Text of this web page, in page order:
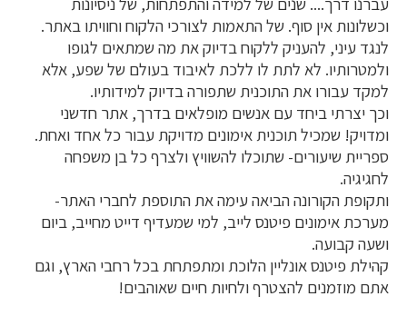
וכשלונות אין סוף. של התאמות לצורכי הלקוח וחוויתו באתר.
לנגד עיני, להעניק ללקוח בדיוק את מה שמתאים לגופו
ולמטרותיו. לא לתת לו ללכת לאיבוד בעולם של שפע, אלא
למקד עבורו את התוכנית שתפורה בדיוק למידותיו.
וכך יצרתי ביחד עם אנשים מופלאים בדרך, אתר חדשני
ומדויק! שמכיל תוכנית אימונים מדויקת עבור כל אחד ואחת.
ספריית שיעורים- שתוכלו להשוויץ ולצרף כל בן משפחה
לחגיגיה.
ותקופת הקורונה הביאה עימה את התוספת לחברי האתר-
מערכת אימונים פיטנס לייב, למי שמעדיף דייט מחייב, ביום
ושעה קבועה.
קהילת פיטנס אונליין הלוכת ומתפתחת בכל רחבי הארץ, וגם
אתם מוזמנים להצטרף ולחיות חיים שאוהבים!